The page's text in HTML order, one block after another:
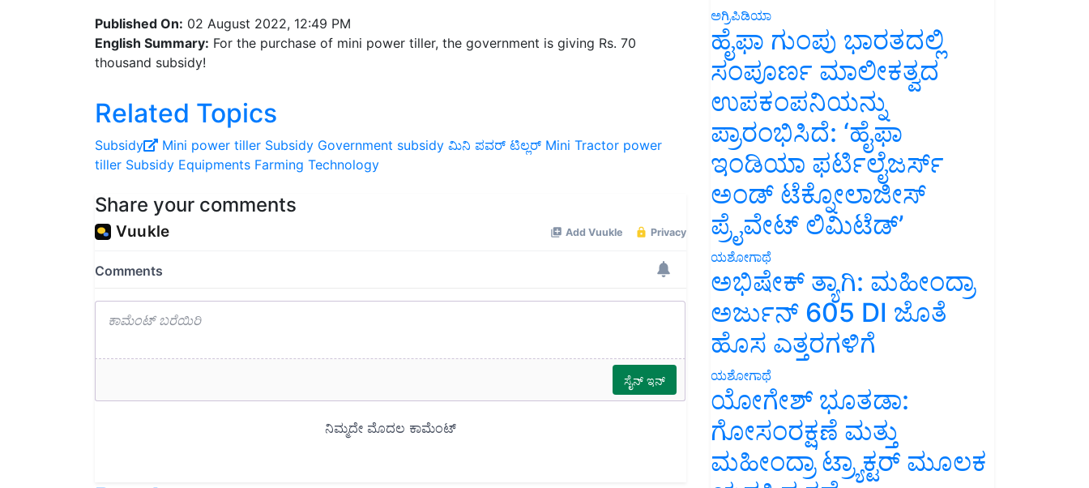
English Summary:For the purchase of mini power tiller, the government is giving Rs. 70
thousand subsidy!
Related Topics
Subsidy Mini power tiller Subsidy
tiller Subsidy Equipments Farming Technology
ಅಗ್ರಿಪಿಡಿಯಾ
ಹೈಫಾ ಗುಂಪು ಭಾರತದಲ್ಲಿ
ಸಂಪೂರ್ಣ ಮಾಲೀಕತ್ವದ
ಉಪಕಂಪನಿಯನ್ನು
ಪ್ರಾರಂಭಿಸಿದೆ: ‘ಹೈಫಾ
ಇಂಡಿಯಾ ಫರ್ಟಿಲೈಜರ್ಸ್
ಅಂಡ್ ಟೆಕ್ನೋಲಾಜೀಸ್
ಪ್ರೈವೇಟ್ ಲಿಮಿಟೆಡ್’
ಯಶೋಗಾಥೆ
ಅಭಿಷೇಕ್ ತ್ಯಾಗಿ: ಮಹೀಂದ್ರಾ
ಅರ್ಜುನ್ 605 DI ಜೊತೆ
ಹೊಸ ಎತ್ತರಗಳಿಗೆ
ಯಶೋಗಾಥೆ
ಯೋಗೇಶ್ ಭೂತಡಾ:
ಗೋಸಂರಕ್ಷಣೆ ಮತ್ತು
ಮಹೀಂದ್ರಾ ಟ್ರ್ಯಾಕ್ಟರ್ ಮೂಲಕ